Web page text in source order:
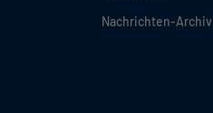
Nachrichten-Archiv